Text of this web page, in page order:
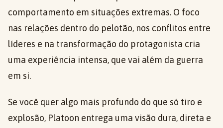
comportamento em situações extremas. O foco
nas relações dentro do pelotão, nos conflitos entre
líderes e na transformação do protagonista cria
uma experiência intensa, que vai além da guerra
em si.
Se você quer algo mais profundo do que só tiro e
explosão, Platoon entrega uma visão dura, direta e